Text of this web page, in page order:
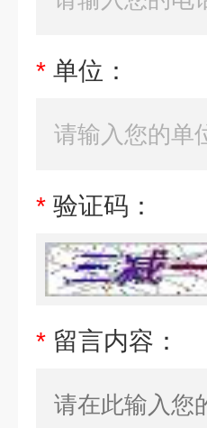
* 单位：
* 验证码：
* 留言内容：